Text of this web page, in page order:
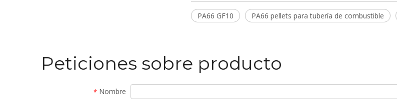
PA66 GF10 PA66 pellets para tubería de combustible
Peticiones sobre producto
* Nombre